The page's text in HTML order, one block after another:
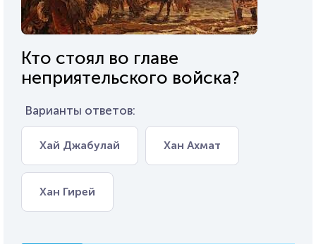
Кто стоял во главе
неприятельского войска?
Варианты ответов:
Хай Джабулай Хан Ахмат
Хан Гирей